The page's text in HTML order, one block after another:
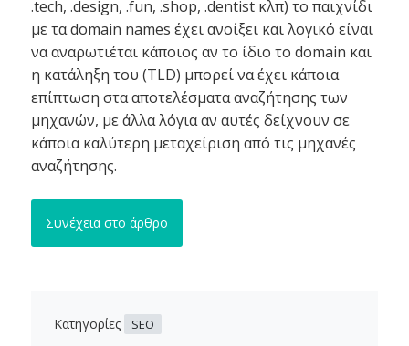
.tech, .design, .fun, .shop, .dentist κλπ) το παιχνίδι
με τα domain names έχει ανοίξει και λογικό είναι
να αναρωτιέται κάποιος αν το ίδιο το domain και
η κατάληξη του (TLD) μπορεί να έχει κάποια
επίπτωση στα αποτελέσματα αναζήτησης των
μηχανών, με άλλα λόγια αν αυτές δείχνουν σε
κάποια καλύτερη μεταχείριση από τις μηχανές
αναζήτησης.
Συνέχεια στο άρθρο
Κατηγορίες SEO